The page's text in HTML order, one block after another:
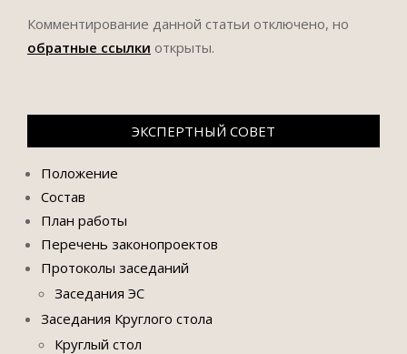
Комментирование данной статьи отключено, но
обратные ссылки открыты.
ЭКСПЕРТНЫЙ СОВЕТ
Положение
Состав
План работы
Перечень законопроектов
Протоколы заседаний
Заседания ЭС
Заседания Круглого стола
Круглый стол